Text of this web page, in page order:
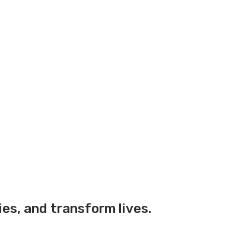
and transform lives.